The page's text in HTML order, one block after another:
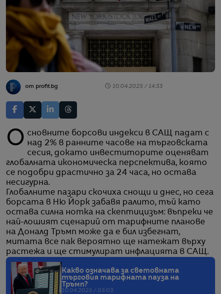
от profit.bg 10.04.2025 / 14:33
Основните борсови индекси в САЩ падат с над 2% в ранните часове на търговската
сесия, докато инвеститорите оценяват
глобалната икономическа перспектива, която
се подобри драстично за 24 часа, но остава
несигурна.
Глобалните пазари скочиха снощи и днес, но сега
борсата в Ню Йорк забавя ралито, тъй като
остава силна нотка на скептицизъм: въпреки че
най-лошият сценарий от тарифните планове
на Доналд Тръмп може да е бил избегнат,
митата все пак вероятно ще натежат върху
растежа и ще стимулират инфлацията в САЩ.
Kакво означава за световната
търговия тарифната пауза на
Тръмп?
10.04.2025 / 05:03